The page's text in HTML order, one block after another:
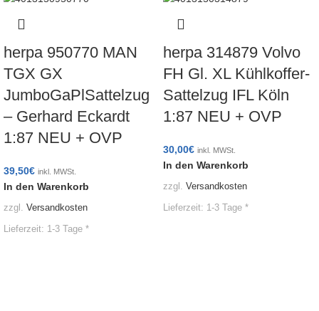
herpa 950770 MAN
TGX GX
JumboGaPlSattelzug
– Gerhard Eckardt
1:87 NEU + OVP
39,50€ inkl. MWSt.
In den Warenkorb
zzgl. Versandkosten
Lieferzeit: 1-3 Tage *
herpa 314879 Volvo
FH Gl. XL Kühlkoffer-
Sattelzug IFL Köln
1:87 NEU + OVP
30,00€ inkl. MWSt.
In den Warenkorb
zzgl. Versandkosten
Lieferzeit: 1-3 Tage *